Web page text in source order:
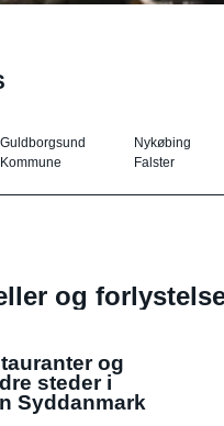
Guldborgsund
Kommune
Nykøbing
Falster
og
og
steder i
Syddanmark